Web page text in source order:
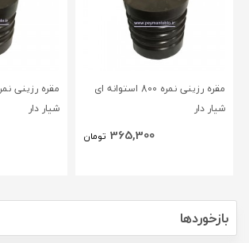
مقره رزینی نمره 800 استوانه ای
شیار دار
365,300 تومان
شیار دار
بازخوردها